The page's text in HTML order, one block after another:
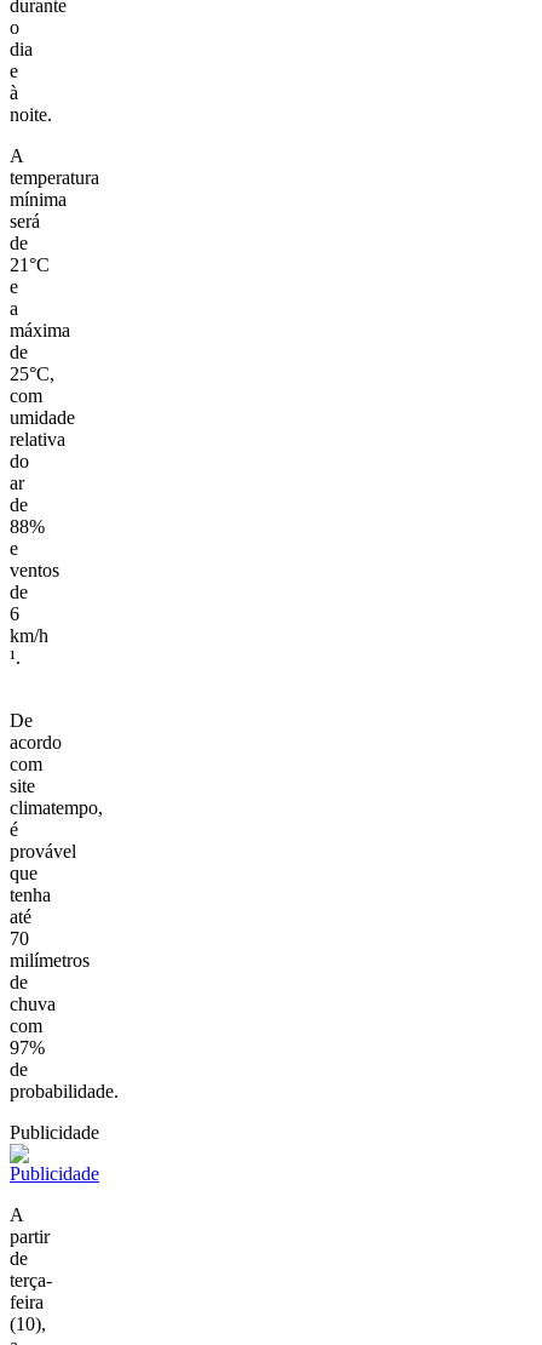
durante
o
dia
e
à
noite.
A
temperatura
mínima
será
de
21°C
e
a
máxima
de
25°C,
com
umidade
relativa
do
ar
de
88%
e
ventos
de
6
km/h
¹.
De
acordo
com
site
climatempo,
é
provável
que
tenha
até
70
milímetros
de
chuva
com
97%
de
probabilidade.
Publicidade
A
partir
de
terça-
feira
(10),